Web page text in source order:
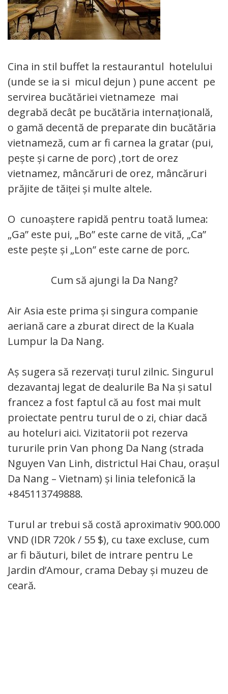
Cina in stil buffet la restaurantul hotelului
(unde se ia si micul dejun ) pune accent pe
servirea bucătăriei vietnameze mai
degrabă decât pe bucătăria internațională,
o gamă decentă de preparate din bucătăria
vietnameză, cum ar fi carnea la gratar (pui,
pește și carne de porc) ,tort de orez
vietnamez, mâncăruri de orez, mâncăruri
prăjite de tăiței și multe altele.
O cunoaștere rapidă pentru toată lumea:
„Ga” este pui, „Bo” este carne de vită, „Ca”
este pește și „Lon” este carne de porc.
Cum să ajungi la Da Nang?
Air Asia este prima și singura companie
aeriană care a zburat direct de la Kuala
Lumpur la Da Nang.
Aș sugera să rezervați turul zilnic. Singurul
dezavantaj legat de dealurile Ba Na și satul
francez a fost faptul că au fost mai mult
proiectate pentru turul de o zi, chiar dacă
au hoteluri aici. Vizitatorii pot rezerva
tururile prin Van phong Da Nang (strada
Nguyen Van Linh, districtul Hai Chau, orașul
Da Nang – Vietnam) și linia telefonică la
+845113749888.
Turul ar trebui să costă aproximativ 900.000
VND (IDR 720k / 55 $), cu taxe excluse, cum
ar fi băuturi, bilet de intrare pentru Le
Jardin d’Amour, crama Debay și muzeu de
ceară.